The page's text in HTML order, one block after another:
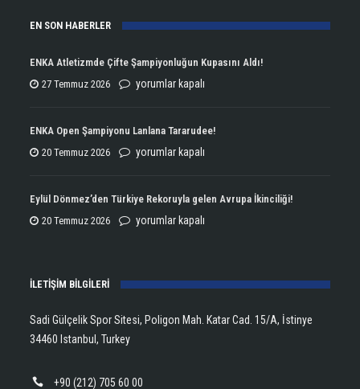
EN SON HABERLER
ENKA Atletizmde Çifte Şampiyonluğun Kupasını Aldı!
27 Temmuz 2026
ENKA
Çifte
Şampiyonluğun
yorumlar kapalı
ENKA Open Şampiyonu Lanlana Tararudee!
20 Temmuz 2026
ENKA
Şampiyonu
Lanlana
yorumlar kapalı
Eylül Dönmez’den Türkiye Rekoruyla gelen Avrupa İkinciliği!
20 Temmuz 2026
Eylül
Rekoruyla
Avrupa
yorumlar kapalı
İLETİŞİM BİLGİLERİ
Sadi Gülçelik Spor Sitesi, Poligon Mah. Katar Cad. 15/A, İstinye
34460 Istanbul, Turkey
+90 (212) 705 60 00